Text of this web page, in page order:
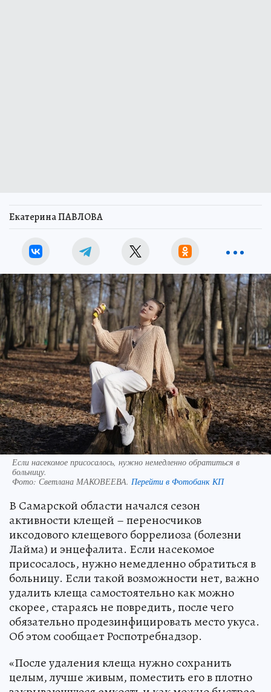
Екатерина ПАВЛОВА
Если насекомое присосалось, нужно немедленно обратиться в
больницу.
Фото: Светлана МАКОВЕЕВА. Перейти в Фотобанк КП
В Самарской области начался сезон
активности клещей – переносчиков
иксодового клещевого боррелиоза (болезни
Лайма) и энцефалита. Если насекомое
присосалось, нужно немедленно обратиться в
больницу. Если такой возможности нет, важно
удалить клеща самостоятельно как можно
скорее, стараясь не повредить, после чего
обязательно продезинфицировать место укуса.
Об этом сообщает Роспотребнадзор.
«После удаления клеща нужно сохранить
целым, лучше живым, поместить его в плотно